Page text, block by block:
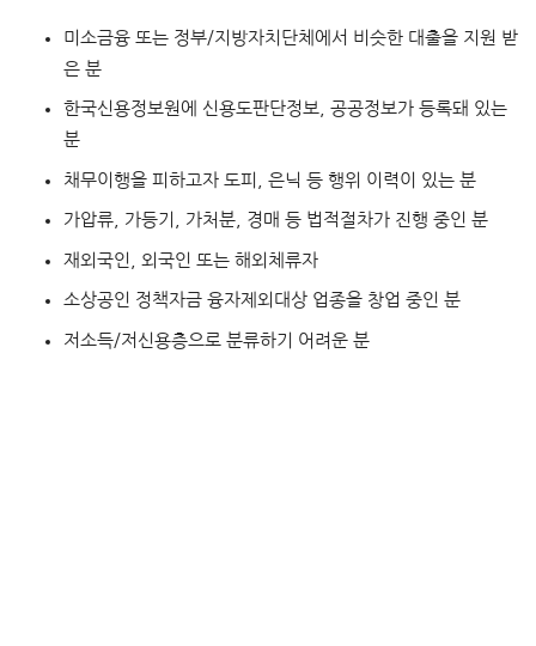
미소금융 또는 정부/지방자치단체에서 비슷한 대출을 지원 받
은 분
한국신용정보원에 신용도판단정보, 공공정보가 등록돼 있는
분
채무이행을 피하고자 도피, 은닉 등 행위 이력이 있는 분
가압류, 가등기, 가처분, 경매 등 법적절차가 진행 중인 분
재외국인, 외국인 또는 해외체류자
소상공인 정책자금 융자제외대상 업종을 창업 중인 분
저소득/저신용층으로 분류하기 어려운 분